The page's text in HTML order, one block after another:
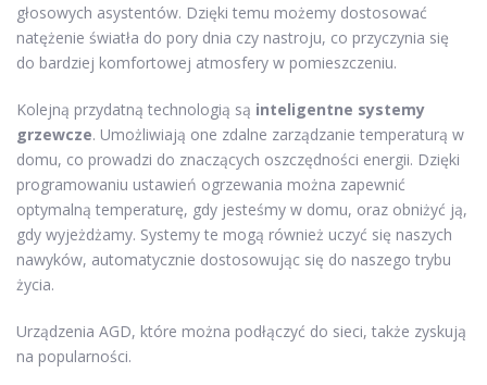
głosowych asystentów. Dzięki temu możemy dostosować
natężenie światła do pory dnia czy nastroju, co przyczynia się
do bardziej komfortowej atmosfery w pomieszczeniu.
Kolejną przydatną technologią są inteligentne systemy
grzewcze. Umożliwiają one zdalne zarządzanie temperaturą w
domu, co prowadzi do znaczących oszczędności energii. Dzięki
programowaniu ustawień ogrzewania można zapewnić
optymalną temperaturę, gdy jesteśmy w domu, oraz obniżyć ją,
gdy wyjeżdżamy. Systemy te mogą również uczyć się naszych
nawyków, automatycznie dostosowując się do naszego trybu
życia.
Urządzenia AGD, które można podłączyć do sieci, także zyskują
na popularności.